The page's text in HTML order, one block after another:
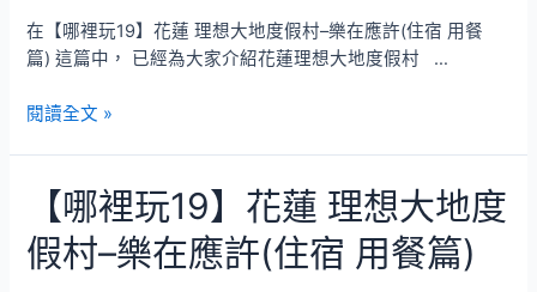
山
–
食
在【哪裡玩19】花蓮 理想大地度假村–樂在應許(住宿 用餐
篇) 這篇中， 已經為大家介紹花蓮理想大地度假村 …
【哪
20】
蓮
理
閱讀全文 »
【哪裡玩19】花蓮 理想大地度
假村–樂在應許(住宿 用餐篇)